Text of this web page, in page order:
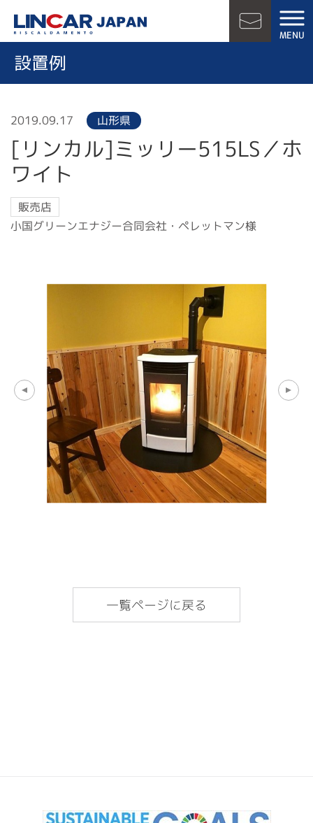
MENU
設置例
2019.09.17 山形県
[リンカル]ミッリー515LS／ホ
ワイト
販売店
小国グリーンエナジー合同会社・ペレットマン様
一覧ページに戻る